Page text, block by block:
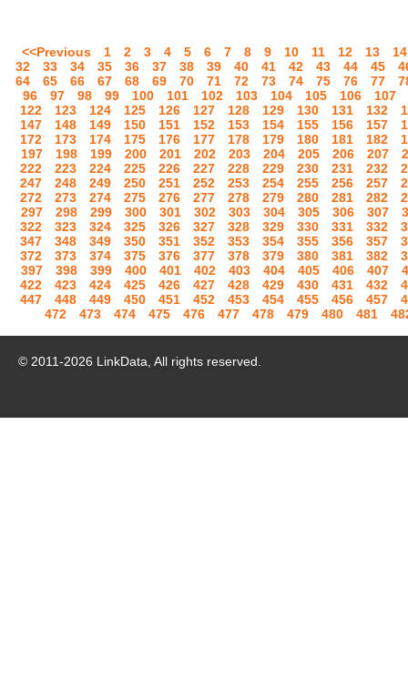
<<Previous 1 2 3 4 5 6 7 8 9 10 11 12 13
14
32
33 34 35 36 37 38 39 40 41 42 43 44 45
64
65 66 67 68 69 70 71 72 73 74 75 76 77
96
97 98 99 100 101 102 103 104 105 106
107
122
123 124 125 126 127 128 129 130 131 132
147
148 149 150 151 152 153 154 155 156 157
172
173 174 175 176 177 178 179 180 181 182
197
198 199 200 201 202 203 204 205 206 207
222
223 224 225 226 227 228 229 230 231 232
247
248 249 250 251 252 253 254 255 256 257
272
273 274 275 276 277 278 279 280 281 282
297
298 299 300 301 302 303 304 305 306 307
322
323 324 325 326 327 328 329 330 331 332
347
348 349 350 351 352 353 354 355 356 357
372
373 374 375 376 377 378 379 380 381 382
397
398 399 400 401 402 403 404 405 406 407
422
423 424 425 426 427 428 429 430 431 432
447
448 449 450 451 452 453 454 455 456 457
472
473 474 475 476 477 478 479 480 481
© 2011-2026 LinkData, All rights reserved.